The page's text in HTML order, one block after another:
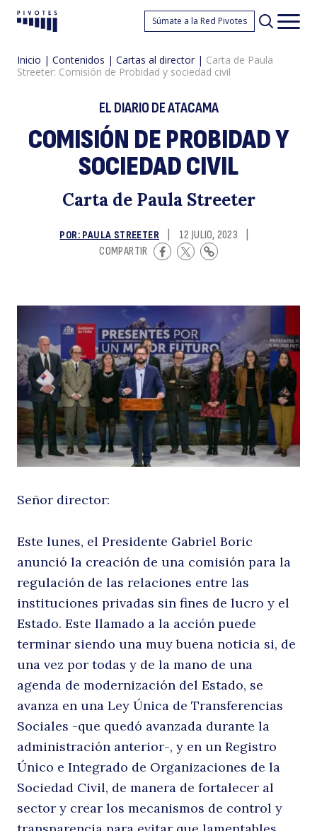
Pivotes Súmate a la Red Pivotes
Inicio | Contenidos | Cartas al director | Carta de Paula
Streeter: Comisión de Probidad y sociedad civil
EL DIARIO DE ATACAMA
COMISIÓN DE PROBIDAD Y
SOCIEDAD CIVIL
Carta de Paula Streeter
POR: PAULA STREETER 12 JULIO, 2023
COMPARTIR
Señor director:
Este lunes, el Presidente Gabriel Boric
anunció la creación de una comisión para la
regulación de las relaciones entre las
instituciones privadas sin fines de lucro y el
Estado. Este llamado a la acción puede
terminar siendo una muy buena noticia si, de
una vez por todas y de la mano de una
agenda de modernización del Estado, se
avanza en una Ley Única de Transferencias
Sociales -que quedó avanzada durante la
administración anterior-, y en un Registro
Único e Integrado de Organizaciones de la
Sociedad Civil, de manera de fortalecer al
sector y crear los mecanismos de control y